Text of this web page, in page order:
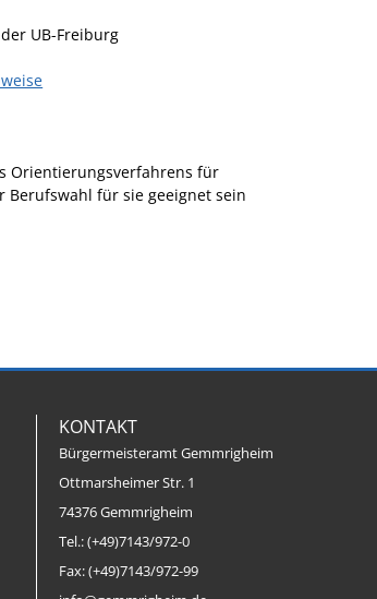
UB-Freiburg
Orientierungsverfahrens für
für sie geeignet sein
KONTAKT
Bürgermeisteramt Gemmrigheim
Ottmarsheimer Str. 1
74376 Gemmrigheim
Tel.: (+49)7143/972-0
Fax: (+49)7143/972-99